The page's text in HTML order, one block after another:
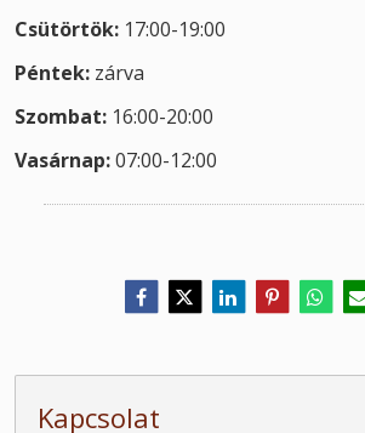
Csütörtök: 17:00-19:00
Péntek: zárva
Szombat: 16:00-20:00
Vasárnap:07:00-12:00
Kapcsolat